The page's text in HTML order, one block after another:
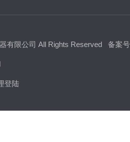
有限公司 All Rights Reserved 备案
登陆